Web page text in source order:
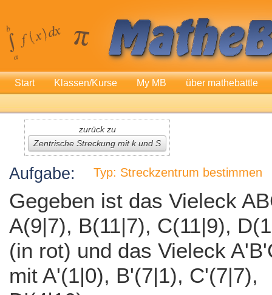
Start Klassen/Kurse My MB über mathebattle
zurück zu
Zentrische Streckung mit k und S
Aufgabe: Typ: Streckzentrum bestimmen
Gegeben ist das Vieleck
A(9|7), B(11|7), C(11|9),
(in rot) und das Vieleck
mit A'(1|0), B'(7|1), C'(7|7),